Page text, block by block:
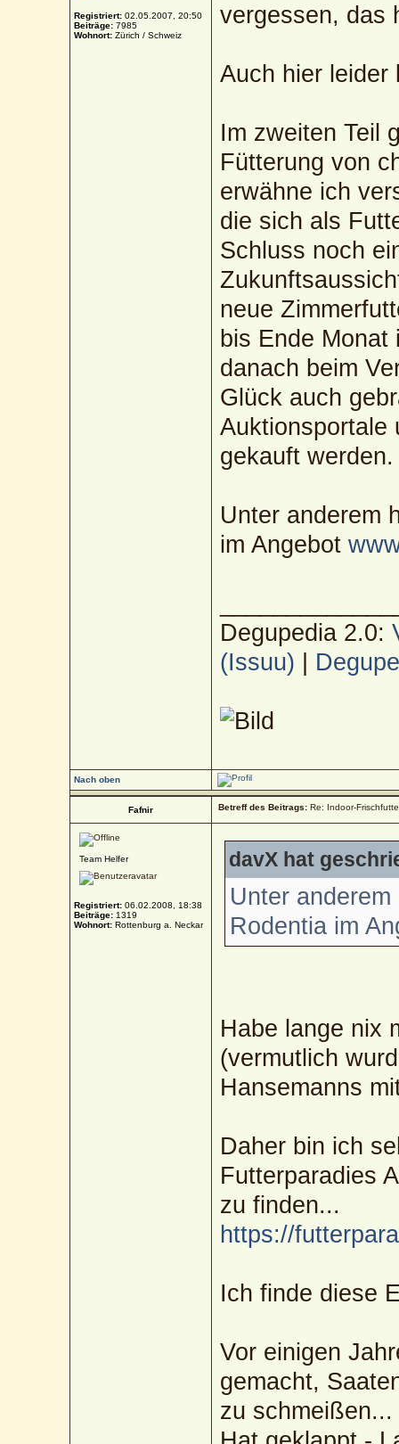
Registriert: 02.05.2007, 20:50
Beiträge: 7985
Wohnort: Zürich / Schweiz
vergessen, das
Auch hier leider
Im zweiten Teil
Fütterung von
erwähne ich
die sich als
Schluss noch
neue
bis Ende
danach beim
Glück auch
Auktionsportale
gekauft werden.
Unter anderem
im Angebot
Degupedia 2.0:
(Issuu)
Nach oben
Fafnir Betreff des Beitrags: Re: Indoor-
Team Helfer
Registriert: 06.02.2008, 18:38
Beiträge: 1319
Wohnort: Rottenburg a. Neckar
davX hat
Unter
Rodentia im
Habe lange nix
(vermutlich
Hansemanns
Daher bin ich
Futterparadies
zu finden...
https://
Ich finde diese
Vor einigen
gemacht,
zu schmeißen...